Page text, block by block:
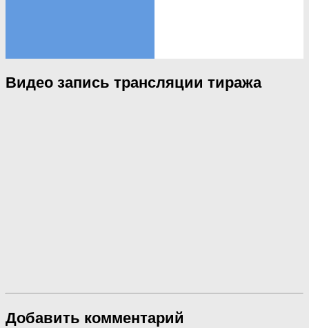
Видео запись трансляции тиража
Добавить комментарий